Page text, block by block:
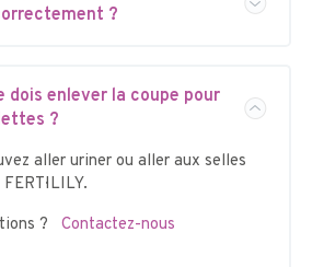
?
dois enlever la coupe pour
?
aller uriner ou aller aux selles
? Contactez-nous